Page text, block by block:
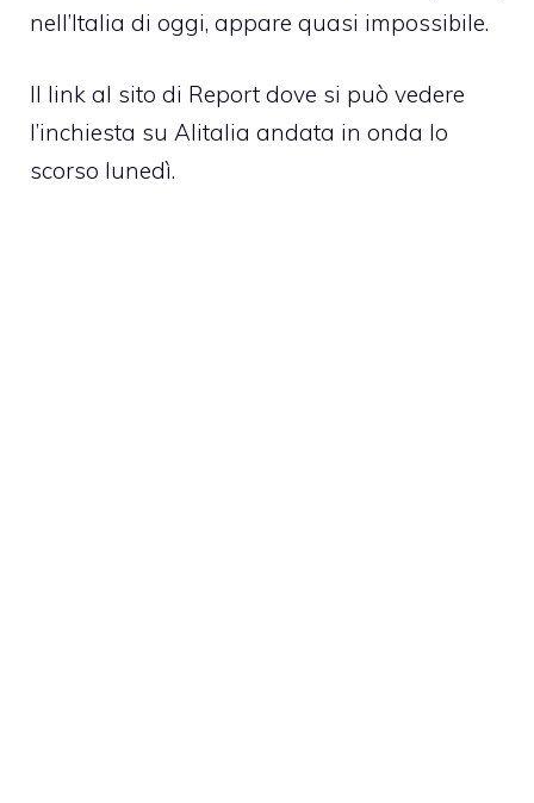
nell’Italia di oggi, appare quasi impossibile.
Il link al sito di Report dove si può vedere
l’inchiesta su Alitalia andata in onda lo
scorso lunedì.